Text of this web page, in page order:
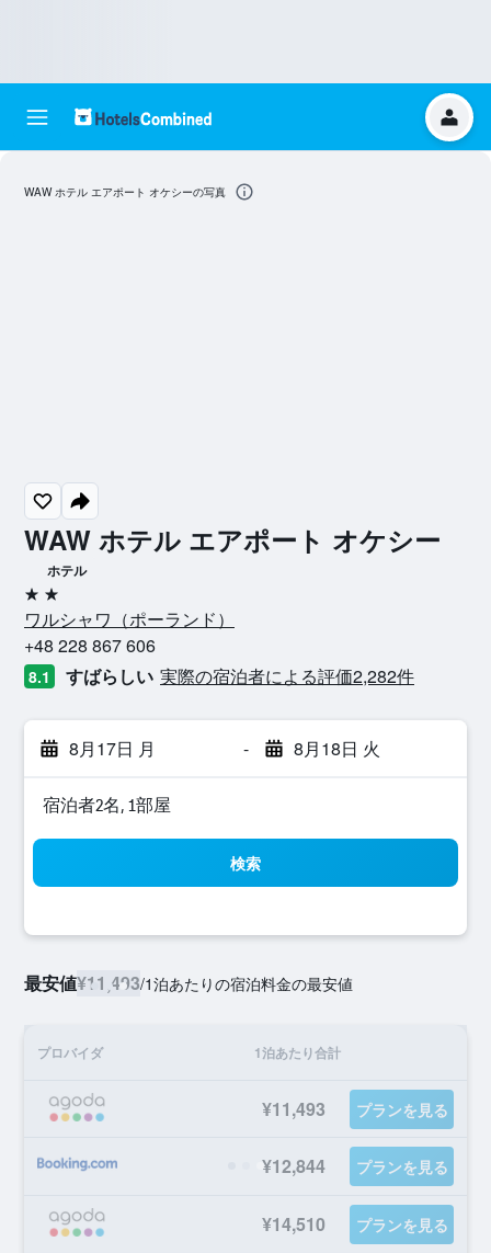
WAW ホテル エアポート オケシー
ホテル
2つ星
ワルシャワ​（ポーランド​）​
+48 228 867 606
8.1 すばらしい 実際の宿泊者による評価2,282​件
8月17日 月 - 8月18日 火
宿泊者2名, 1​部屋
検索
最安値¥11,493/1泊あたりの宿泊料金の最安値
プロバイダ 1泊あたり合計
¥11,493 プランを見る
¥12,844 プランを見る
¥14,510 プランを見る
WAW ホテル エアポート オケシーの写真